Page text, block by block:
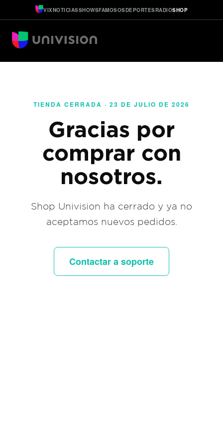
VIXNOTICIASSHOWSFAMOSOSDEPORTESRADIOSHOP
TIENDA CERRADA · 23 DE JULIO DE 2026
Gracias por
comprar con
nosotros.
Shop Univision ha cerrado y ya no
aceptamos nuevos pedidos.
Contactar a soporte